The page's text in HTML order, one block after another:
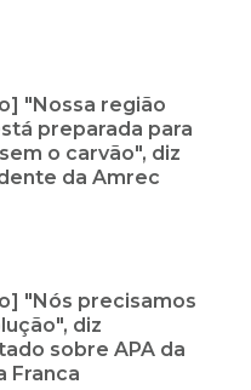
"Nossa região
preparada para
o carvão", diz
da Amrec
"Nós precisamos
diz
sobre APA da
Franca